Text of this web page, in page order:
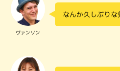
ヴァンソン
なんか久しぶりな